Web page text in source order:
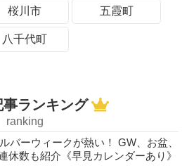
桜川市 五霞町
八千代町
事ランキング
ranking
バーウィークが熱い！ GW、お盆、
休数も紹介《早見カレンダーあり》